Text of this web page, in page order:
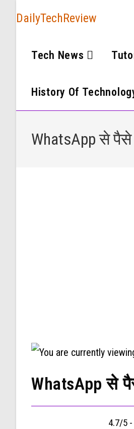
DailyTechReview
Tech News
History Of
WhatsApp से
WhatsApp से
4.7/5